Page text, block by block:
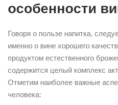
особенности
Говоря о пользе напитка,
именно о вине хорошего
продуктом естественного
содержится целый комплекс
Отметим наиболее важные
человека: